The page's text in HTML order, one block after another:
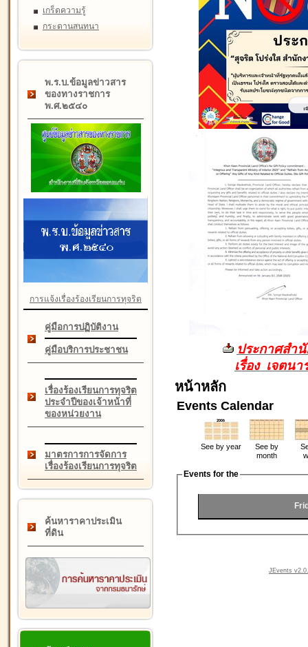
เกร็ดความรู้
กระดานสนทนา
พ.ร.บ.ข้อมูลข่าวสาร
ของทางราชการ
พ.ศ.๒๕๔๐
การแจ้งเรื่องร้องเรียนการทุจริต
คู่มือการปฏิบัติงาน
คู่มือบริการประชาชน
เรื่องร้องเรียนการทุจริต
ประจำปีของเจ้าหน้าที่
ของหน่วยงาน
มาตรการการจัดการ
เรื่องร้องเรียนการทุจริต
ค้นหาราคาประเมิน
ที่ดิน
ประกาศสำ
เรื่อง เจตน
หน้าหลัก
Events Calendar
See by year
See by
month
Events for the
JEvents